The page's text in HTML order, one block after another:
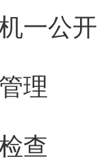
一公开
理
查